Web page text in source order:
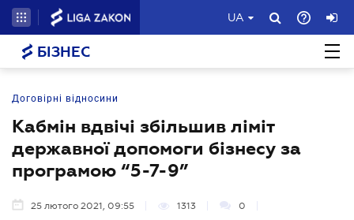
UA
БІЗНЕС
Договірні відносини
Кабмін вдвічі збільшив ліміт
державної допомоги бізнесу за
програмою “5-7-9”
25 лютого 2021, 09:55 1313 0